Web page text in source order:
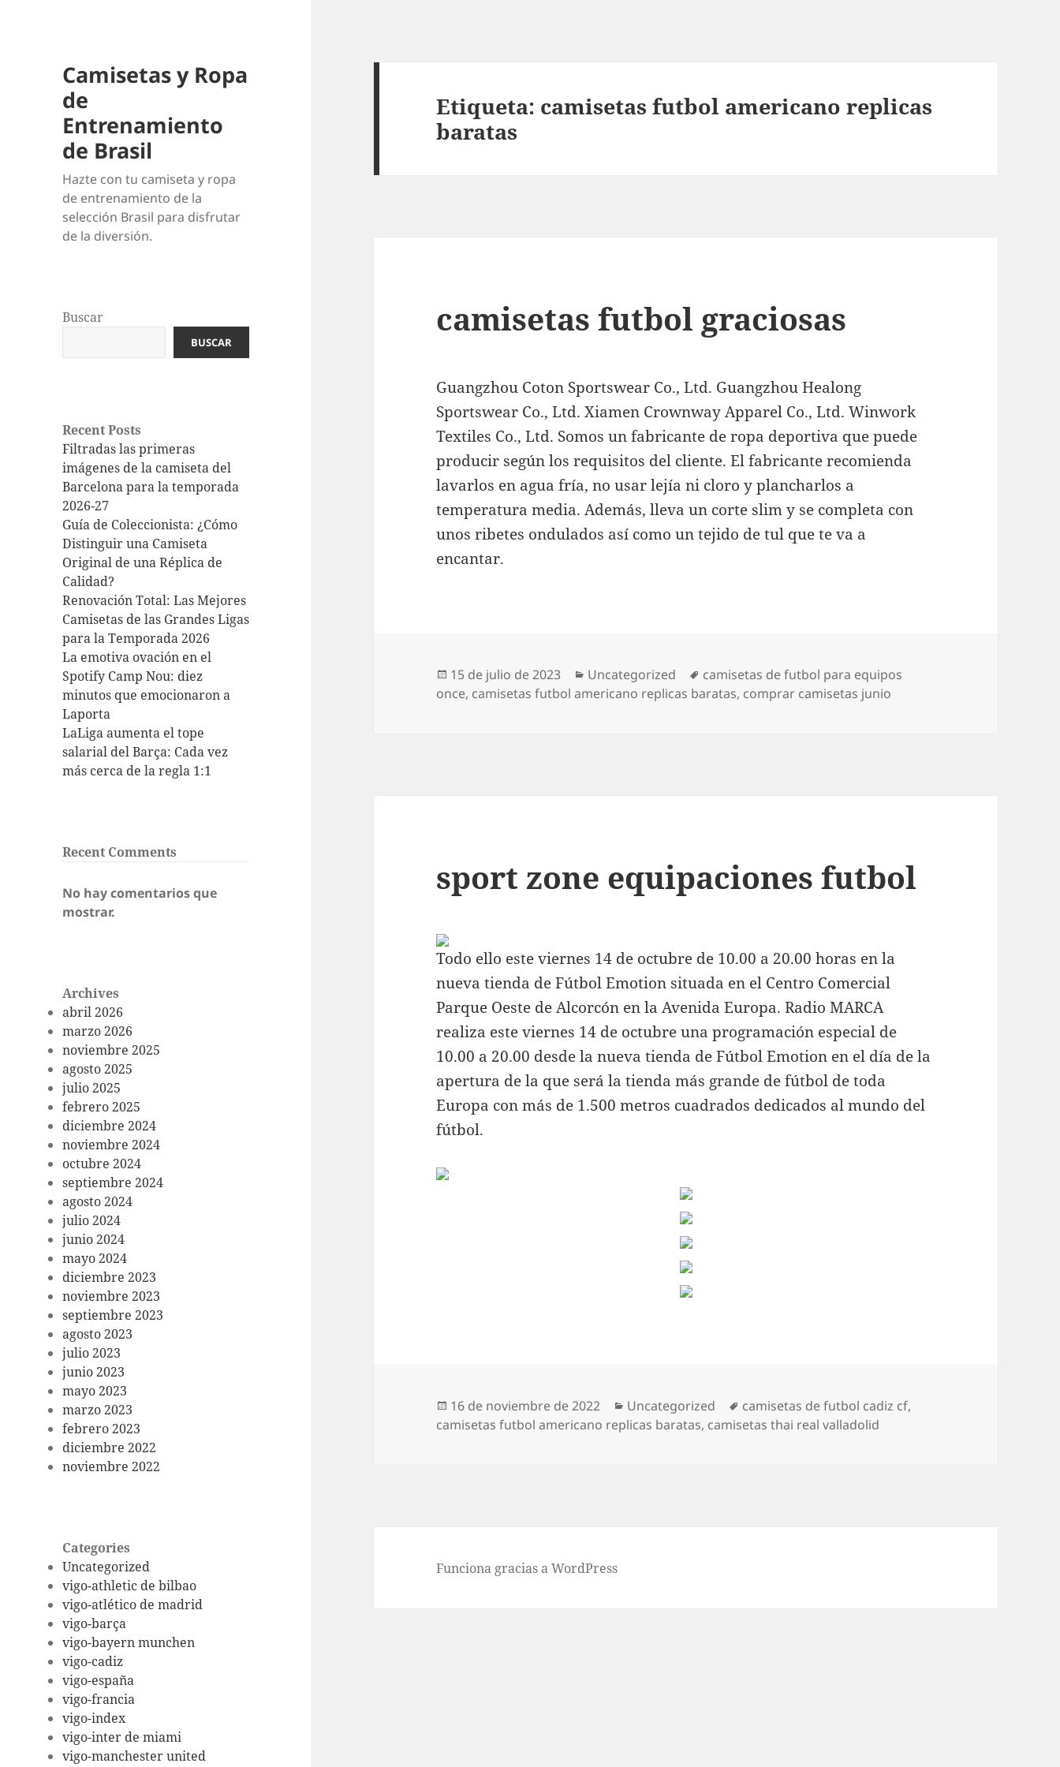
Camisetas y Ropa
de
Entrenamiento
de Brasil
Hazte con tu camiseta y ropa
de entrenamiento de la
selección Brasil para disfrutar
de la diversión.
Buscar
BUSCAR
Recent Posts
Filtradas las primeras
imágenes de la camiseta del
Barcelona para la temporada
2026-27
Guía de Coleccionista: ¿Cómo
Distinguir una Camiseta
Original de una Réplica de
Calidad?
Renovación Total: Las Mejores
Camisetas de las Grandes Ligas
para la Temporada 2026
La emotiva ovación en el
Spotify Camp Nou: diez
minutos que emocionaron a
Laporta
LaLiga aumenta el tope
salarial del Barça: Cada vez
más cerca de la regla 1:1
Recent Comments
No hay comentarios que
mostrar.
Archives
abril 2026
marzo 2026
noviembre 2025
agosto 2025
julio 2025
febrero 2025
diciembre 2024
noviembre 2024
octubre 2024
septiembre 2024
agosto 2024
julio 2024
junio 2024
mayo 2024
diciembre 2023
noviembre 2023
septiembre 2023
agosto 2023
julio 2023
junio 2023
mayo 2023
marzo 2023
febrero 2023
diciembre 2022
noviembre 2022
Categories
Uncategorized
vigo-athletic de bilbao
vigo-atlético de madrid
vigo-barça
vigo-bayern munchen
vigo-cadiz
vigo-españa
vigo-francia
vigo-index
vigo-inter de miami
vigo-manchester united
Etiqueta: camisetas futbol americano replicas
baratas
camisetas futbol graciosas
Guangzhou Coton Sportswear Co., Ltd. Guangzhou Healong
Sportswear Co., Ltd. Xiamen Crownway Apparel Co., Ltd. Winwork
Textiles Co., Ltd. Somos un fabricante de ropa deportiva que puede
producir según los requisitos del cliente. El fabricante recomienda
lavarlos en agua fría, no usar lejía ni cloro y plancharlos a
temperatura media. Además, lleva un corte slim y se completa con
unos ribetes ondulados así como un tejido de tul que te va a
encantar.
Publicado
el
15 de julio de 2023 Categorías
Uncategorized Etiquetas
camisetas de futbol para equipos
once, camisetas futbol americano replicas baratas, comprar camisetas junio
sport zone equipaciones futbol
Todo ello este viernes 14 de octubre de 10.00 a 20.00 horas en la
nueva tienda de Fútbol Emotion situada en el Centro Comercial
Parque Oeste de Alcorcón en la Avenida Europa. Radio MARCA
realiza este viernes 14 de octubre una programación especial de
10.00 a 20.00 desde la nueva tienda de Fútbol Emotion en el día de la
apertura de la que será la tienda más grande de fútbol de toda
Europa con más de 1.500 metros cuadrados dedicados al mundo del
fútbol.
Publicado
el
16 de noviembre de 2022 Categorías
Uncategorized Etiquetas
camisetas de futbol cadiz cf,
camisetas futbol americano replicas baratas, camisetas thai real valladolid
Funciona gracias a WordPress